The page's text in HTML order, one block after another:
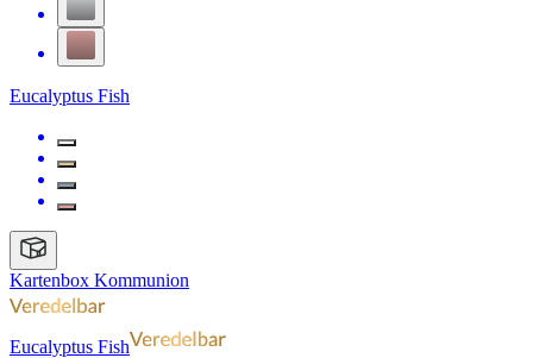
Eucalyptus Fish
Kartenbox Kommunion
Eucalyptus Fish